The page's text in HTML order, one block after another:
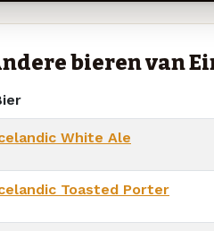
bieren van
White Ale
Toasted Porter